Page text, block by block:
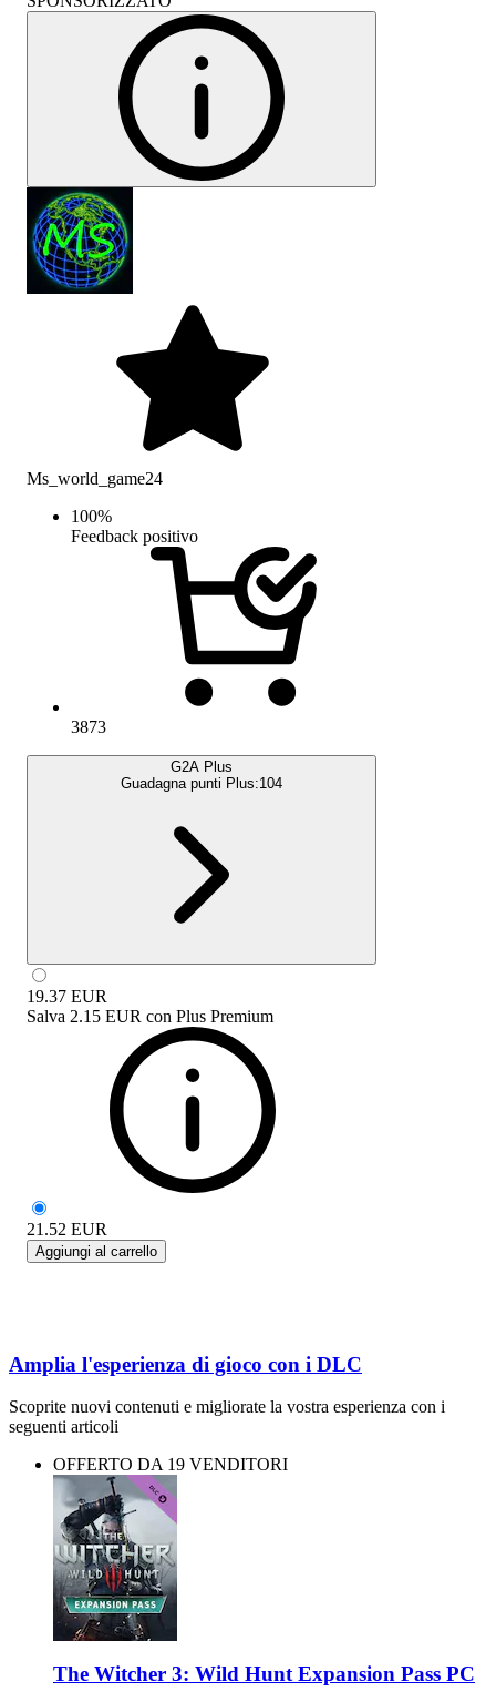
Ms_world_game24
100%
Feedback positivo
3873
G2A Plus
Guadagna punti Plus:104
19.37 EUR
Salva 2.15 EUR con Plus Premium
21.52 EUR
Aggiungi al carrello
Amplia l'esperienza di gioco con i DLC
Scoprite nuovi contenuti e migliorate la vostra esperienza con i
seguenti articoli
OFFERTO DA 19 VENDITORI
The Witcher 3: Wild Hunt Expansion Pass PC